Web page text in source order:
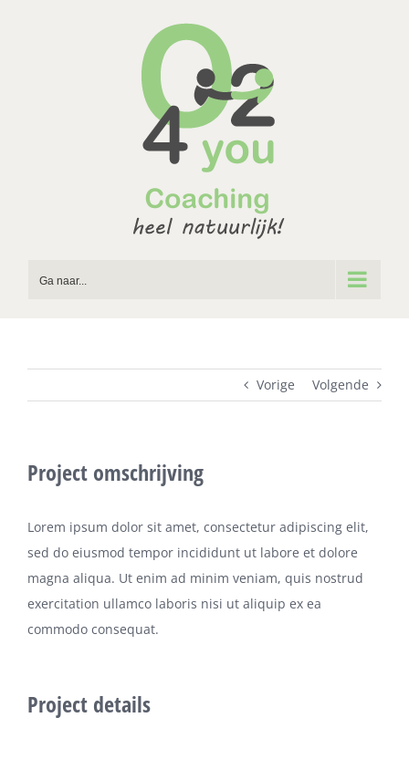
Ga naar...
Vorige Volgende
Project omschrijving
Lorem ipsum dolor sit amet, consectetur adipiscing elit,
sed do eiusmod tempor incididunt ut labore et dolore
magna aliqua. Ut enim ad minim veniam, quis nostrud
exercitation ullamco laboris nisi ut aliquip ex ea
commodo consequat.
Project details